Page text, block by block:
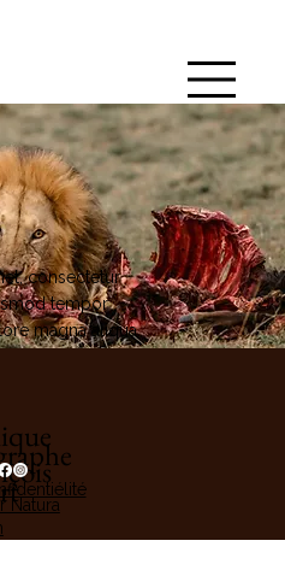
consectetur
tempor
magna aliqua.
Natura